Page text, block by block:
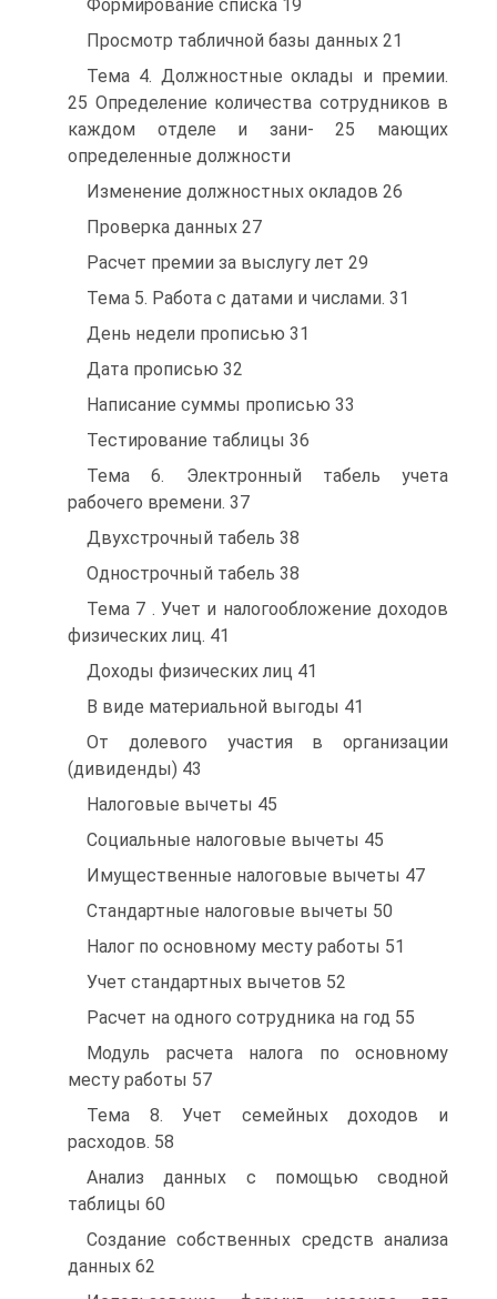
Формирование списка 19
Просмотр табличной базы данных 21
Тема 4. Должностные оклады и премии.
25 Определение количества сотрудников в
каждом отделе и зани- 25 мающих
определенные должности
Изменение должностных окладов 26
Проверка данных 27
Расчет премии за выслугу лет 29
Тема 5. Работа с датами и числами. 31
День недели прописью 31
Дата прописью 32
Написание суммы прописью 33
Тестирование таблицы 36
Тема 6. Электронный табель учета
рабочего времени. 37
Двухстрочный табель 38
Однострочный табель 38
Тема 7 . Учет и налогообложение доходов
физических лиц. 41
Доходы физических лиц 41
В виде материальной выгоды 41
От долевого участия в организации
(дивиденды) 43
Налоговые вычеты 45
Социальные налоговые вычеты 45
Имущественные налоговые вычеты 47
Стандартные налоговые вычеты 50
Налог по основному месту работы 51
Учет стандартных вычетов 52
Расчет на одного сотрудника на год 55
Модуль расчета налога по основному
месту работы 57
Тема 8. Учет семейных доходов и
расходов. 58
Анализ данных с помощью сводной
таблицы 60
Создание собственных средств анализа
данных 62